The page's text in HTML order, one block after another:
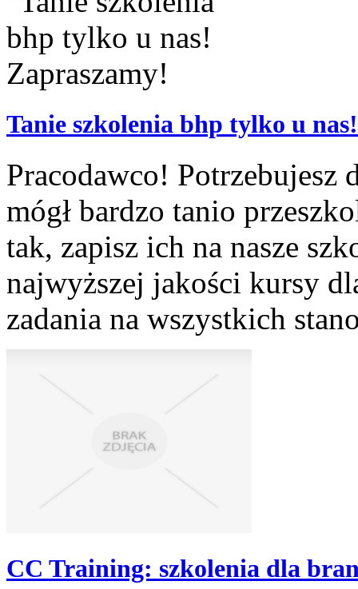
Tanie szkolenia bhp tylko u
Pracodawco! Potrzebujesz
mógł bardzo tanio
tak, zapisz ich na nasze
najwyższej jakości kursy
zadania na wszystkich
CC Training: szkolenia dla